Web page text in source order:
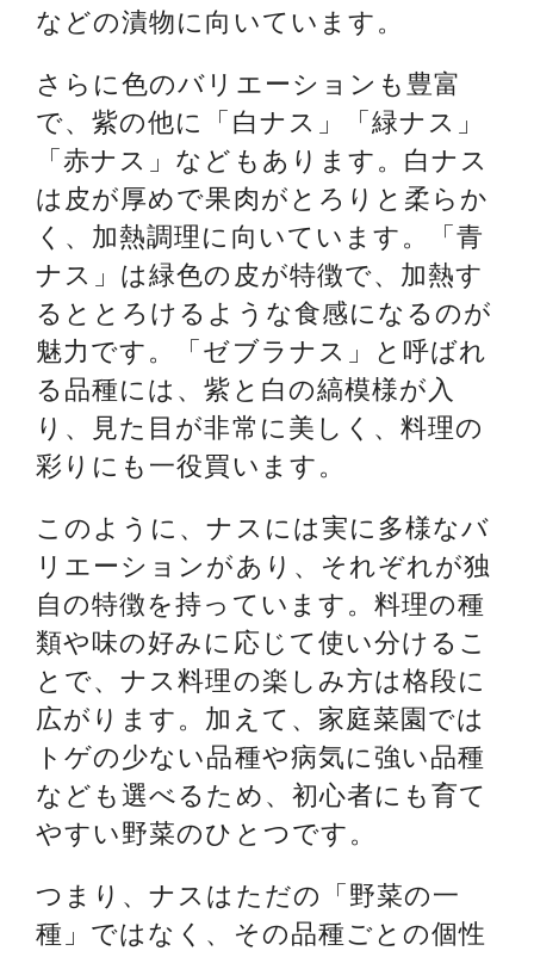
などの漬物に向いています。
さらに色のバリエーションも豊富
で、紫の他に「白ナス」「緑ナス」
「赤ナス」などもあります。白ナス
は皮が厚めで果肉がとろりと柔らか
く、加熱調理に向いています。「青
ナス」は緑色の皮が特徴で、加熱す
るととろけるような食感になるのが
魅力です。「ゼブラナス」と呼ばれ
る品種には、紫と白の縞模様が入
り、見た目が非常に美しく、料理の
彩りにも一役買います。
このように、ナスには実に多様なバ
リエーションがあり、それぞれが独
自の特徴を持っています。料理の種
類や味の好みに応じて使い分けるこ
とで、ナス料理の楽しみ方は格段に
広がります。加えて、家庭菜園では
トゲの少ない品種や病気に強い品種
なども選べるため、初心者にも育て
やすい野菜のひとつです。
つまり、ナスはただの「野菜の一
種」ではなく、その品種ごとの個性